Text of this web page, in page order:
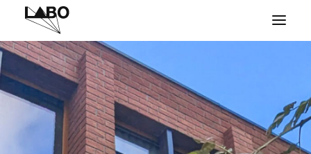
PROJETS
À PROPOS
CONTACT
PRESSE